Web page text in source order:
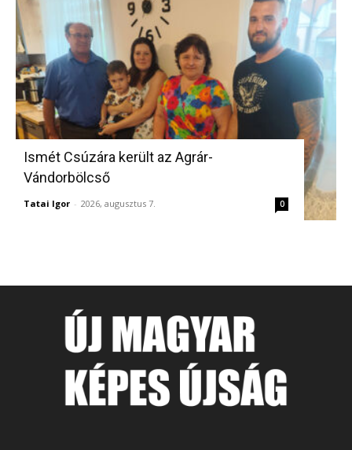
Ismét Csúzára került az Agrár-
Vándorbölcső
Tatai Igor - 2026, augusztus 7. 0